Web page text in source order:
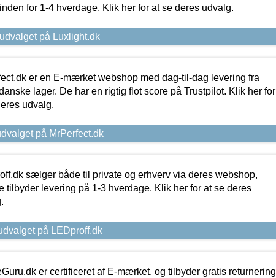
for 1-4 hverdage. Klik her for at se deres udvalg.
på Luxlight.dk
er en E-mærket webshop med dag-til-dag levering fra
lager. De har en rigtig flot score på Trustpilot. Klik her for
udvalg.
på MrPerfect.dk
sælger både til private og erhverv via deres webshop,
tilbyder levering på 1-3 hverdage. Klik her for at se deres
på LEDproff.dk
er certificeret af E-mærket, og tilbyder gratis returnering